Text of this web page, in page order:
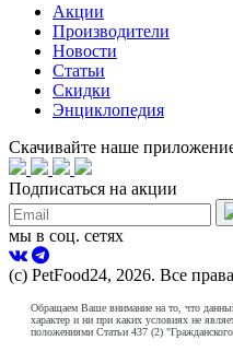
Акции
Производители
Новости
Статьи
Скидки
Энциклопедия
Скачивайте наше
Подписаться на акции
мы в соц. сетях
(с) PetFood24, 2026. Все
Обращаем Ваше внимание на то, что
характер и ни при каких условиях не
положениями Статьи 437 (2)